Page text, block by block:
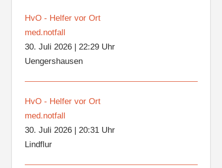
HvO - Helfer vor Ort
med.notfall
30. Juli 2026| 22:29 Uhr
Uengershausen
HvO - Helfer vor Ort
med.notfall
30. Juli 2026| 20:31 Uhr
Lindflur